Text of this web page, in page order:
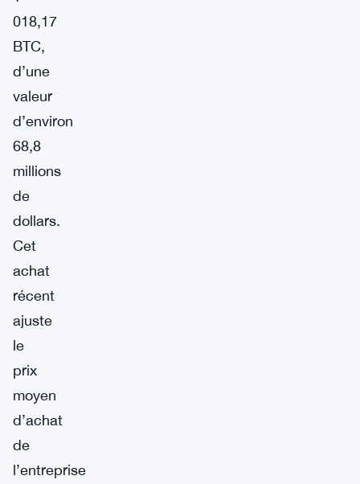
018,17
BTC,
d’une
valeur
d’environ
68,8
millions
de
dollars.
Cet
achat
récent
ajuste
le
prix
moyen
d’achat
de
l’entreprise